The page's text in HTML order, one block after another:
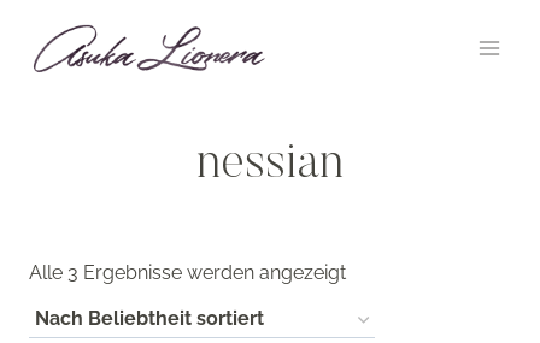
Inhalt
springen
nessian
Alle 3 Ergebnisse werden angezeigtNach